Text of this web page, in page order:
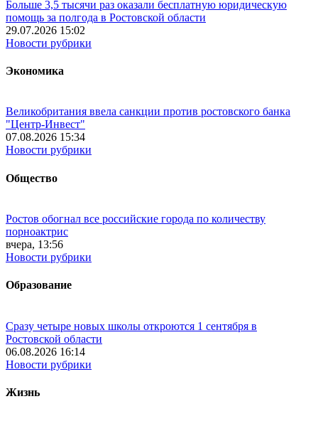
Больше 3,5 тысячи раз оказали бесплатную юридическую
помощь за полгода в Ростовской области
29.07.2026 15:02
Новости рубрики
Экономика
Великобритания ввела санкции против ростовского банка
"Центр-Инвест"
07.08.2026 15:34
Новости рубрики
Общество
Ростов обогнал все российские города по количеству
порноактрис
вчера, 13:56
Новости рубрики
Образование
Сразу четыре новых школы откроются 1 сентября в
Ростовской области
06.08.2026 16:14
Новости рубрики
Жизнь